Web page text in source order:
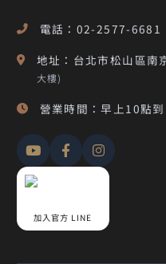
電話：02-2577-6681
地址：台北市松山區南
大樓)
營業時間：早上10點
加入官方 LINE